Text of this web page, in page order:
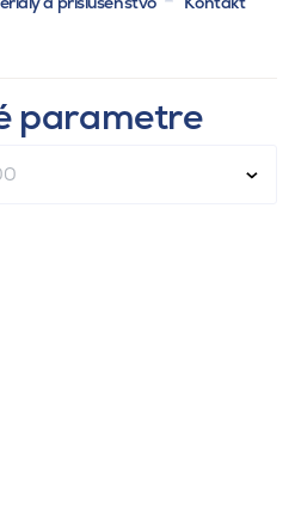
parametre